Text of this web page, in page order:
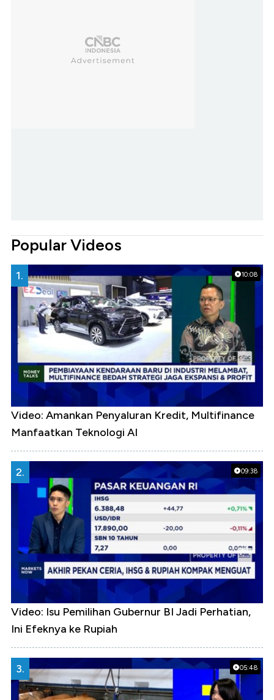
Popular Videos
10:08
1.
Video: Amankan Penyaluran Kredit, Multifinance
Manfaatkan Teknologi AI
09:38
2.
Video: Isu Pemilihan Gubernur BI Jadi Perhatian,
Ini Efeknya ke Rupiah
05:48
3.